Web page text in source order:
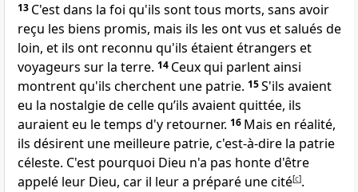
13 C'est dans la foi qu'ils sont tous morts, sans avoir
reçu les biens promis, mais ils les ont vus et salués de
loin, et ils ont reconnu qu'ils étaient étrangers et
voyageurs sur la terre. 14 Ceux qui parlent ainsi
montrent qu'ils cherchent une patrie. 15S'ils avaient
eu la nostalgie de celle qu’ils avaient quittée, ils
auraient eu le temps d'y retourner. 16 Mais en réalité,
ils désirent une meilleure patrie, c'est-à-dire la patrie
céleste. C'est pourquoi Dieu n'a pas honte d'être
appelé leur Dieu, car il leur a préparé une cité[c].